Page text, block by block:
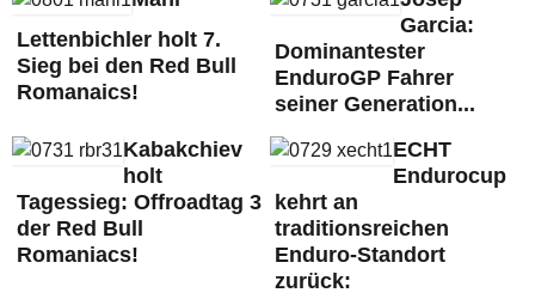
Lettenbichler holt 7.
Sieg bei den Red Bull
Romanaics!
Garcia:
Dominantester
EnduroGP Fahrer
seiner Generation...
Kabakchiev
holt
Tagessieg: Offroadtag 3
der Red Bull
Romaniacs!
ECHT
Endurocup
kehrt an
traditionsreichen
Enduro-Standort
zurück: